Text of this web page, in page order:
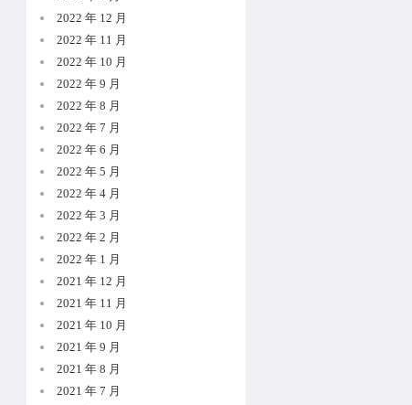
2022 年 12 月
2022 年 11 月
2022 年 10 月
2022 年 9 月
2022 年 8 月
2022 年 7 月
2022 年 6 月
2022 年 5 月
2022 年 4 月
2022 年 3 月
2022 年 2 月
2022 年 1 月
2021 年 12 月
2021 年 11 月
2021 年 10 月
2021 年 9 月
2021 年 8 月
2021 年 7 月